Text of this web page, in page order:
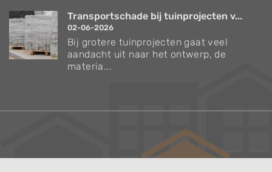
Transportschade bij tuinprojecten v...
02-06-2026
Bij grotere tuinprojecten gaat veel
aandacht uit naar het ontwerp, de
materia...